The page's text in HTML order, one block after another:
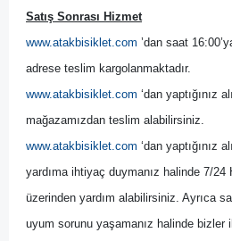
Satış Sonrası Hizmet
www.atakbisiklet.com ’dan saat
adrese teslim kargolanmaktadır.
www.atakbisiklet.com ‘dan yaptığınız
mağazamızdan teslim alabilirsiniz.
www.atakbisiklet.com ‘dan yaptığınız
yardıma ihtiyaç duymanız halinde 7/24
üzerinden yardım alabilirsiniz. Ayrıca
uyum sorunu yaşamanız halinde bizler